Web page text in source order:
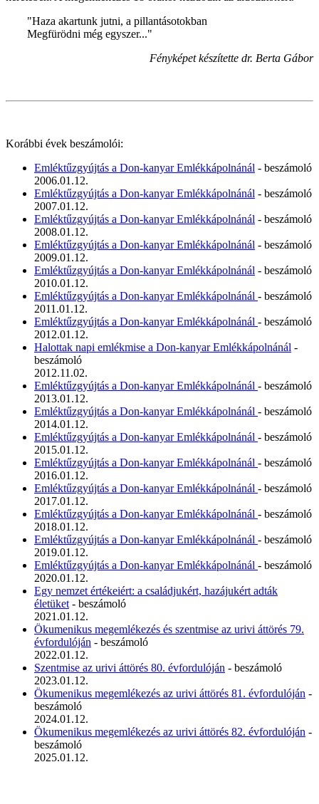
"Haza akartunk jutni, a pillantásotokban
Megfürödni még egyszer..."
Fényképet készítette dr. Berta Gábor
Korábbi évek beszámolói:
Emléktűzgyújtás a Don-kanyar Emlékkápolnánál - beszámoló
2006.01.12.
Emléktűzgyújtás a Don-kanyar Emlékkápolnánál - beszámoló
2007.01.12.
Emléktűzgyújtás a Don-kanyar Emlékkápolnánál - beszámoló
2008.01.12.
Emléktűzgyújtás a Don-kanyar Emlékkápolnánál - beszámoló
2009.01.12.
Emléktűzgyújtás a Don-kanyar Emlékkápolnánál - beszámoló
2010.01.12.
Emléktűzgyújtás a Don-kanyar Emlékkápolnánál - beszámoló
2011.01.12.
Emléktűzgyújtás a Don-kanyar Emlékkápolnánál - beszámoló
2012.01.12.
Halottak napi emlékmise a Don-kanyar Emlékkápolnánál -
beszámoló
2012.11.02.
Emléktűzgyújtás a Don-kanyar Emlékkápolnánál - beszámoló
2013.01.12.
Emléktűzgyújtás a Don-kanyar Emlékkápolnánál - beszámoló
2014.01.12.
Emléktűzgyújtás a Don-kanyar Emlékkápolnánál - beszámoló
2015.01.12.
Emléktűzgyújtás a Don-kanyar Emlékkápolnánál - beszámoló
2016.01.12.
Emléktűzgyújtás a Don-kanyar Emlékkápolnánál - beszámoló
2017.01.12.
Emléktűzgyújtás a Don-kanyar Emlékkápolnánál - beszámoló
2018.01.12.
Emléktűzgyújtás a Don-kanyar Emlékkápolnánál - beszámoló
2019.01.12.
Emléktűzgyújtás a Don-kanyar Emlékkápolnánál - beszámoló
2020.01.12.
Egy nemzet értékeiért: a családjukért, hazájukért adták
életüket - beszámoló
2021.01.12.
Ökumenikus megemlékezés és szentmise az urivi áttörés 79.
évfordulóján - beszámoló
2022.01.12.
Szentmise az urivi áttörés 80. évfordulóján - beszámoló
2023.01.12.
Ökumenikus megemlékezés az urivi áttörés 81. évfordulóján -
beszámoló
2024.01.12.
Ökumenikus megemlékezés az urivi áttörés 82. évfordulóján -
beszámoló
2025.01.12.